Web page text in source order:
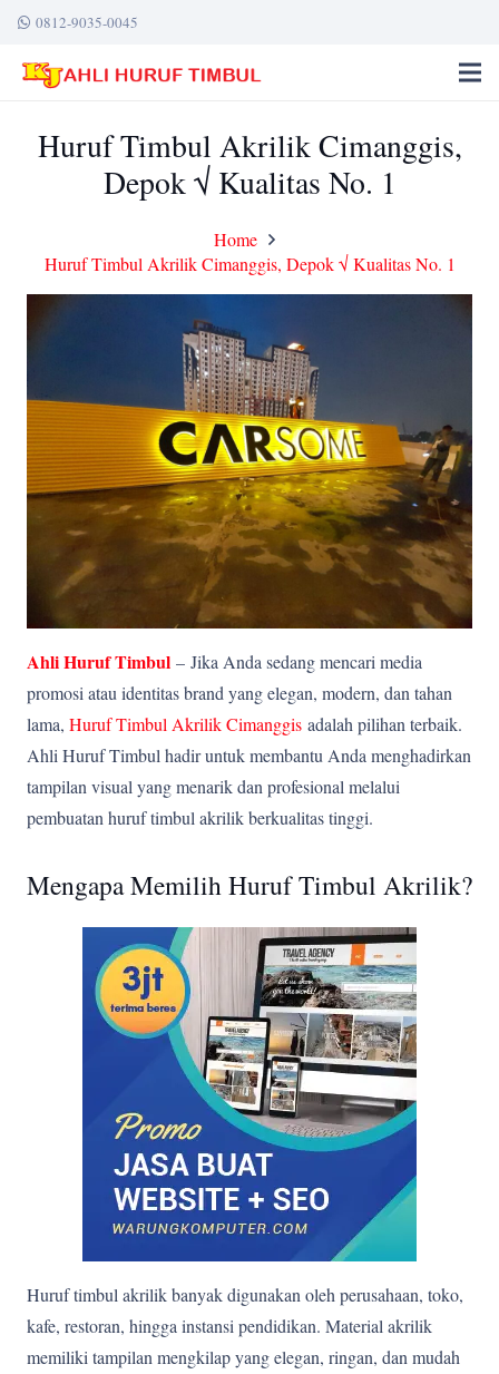
0812-9035-0045
Huruf Timbul Akrilik Cimanggis,
Depok √ Kualitas No. 1
Home
Huruf Timbul Akrilik Cimanggis, Depok √ Kualitas No. 1
Ahli Huruf Timbul – Jika Anda sedang mencari media
promosi atau identitas brand yang elegan, modern, dan tahan
lama, Huruf Timbul Akrilik Cimanggis adalah pilihan terbaik.
Ahli Huruf Timbul hadir untuk membantu Anda menghadirkan
tampilan visual yang menarik dan profesional melalui
pembuatan huruf timbul akrilik berkualitas tinggi.
Mengapa Memilih Huruf Timbul Akrilik?
Huruf timbul akrilik banyak digunakan oleh perusahaan, toko,
kafe, restoran, hingga instansi pendidikan. Material akrilik
memiliki tampilan mengkilap yang elegan, ringan, dan mudah